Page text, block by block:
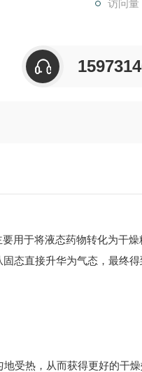
访问量
于将液态药物转化为干燥
态直接升华为气态，最终
热，从而获得更好的干燥